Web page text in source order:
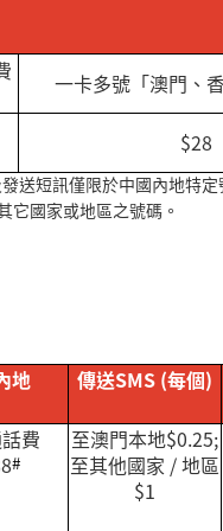
一卡多號「澳門、
$28
送短訊僅限於中國內地特
它國家或地區之號碼。
地 傳送SMS (每個)
費
#
至澳門本地$0.25;
至其他國家 /地區
$1